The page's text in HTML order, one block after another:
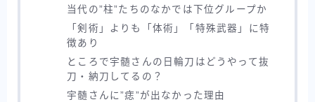
当代の”柱”たちのなかでは下位グループか
「剣術」よりも「体術」「特殊武器」に特
徴あり
ところで宇髄さんの日輪刀はどうやって抜
刀・納刀してるの？
宇髄さんに”痣”が出なかった理由